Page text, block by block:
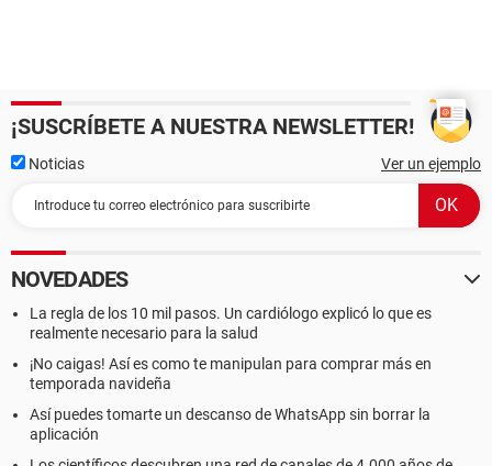
¡SUSCRÍBETE A NUESTRA NEWSLETTER!
Noticias Ver un ejemplo
NOVEDADES
La regla de los 10 mil pasos. Un cardiólogo explicó lo que es
realmente necesario para la salud
¡No caigas! Así es como te manipulan para comprar más en
temporada navideña
Así puedes tomarte un descanso de WhatsApp sin borrar la
aplicación